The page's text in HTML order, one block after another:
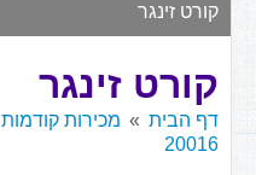
קורט זינגר
קורט זינגר
דף הבית מכירות קודמות
20016